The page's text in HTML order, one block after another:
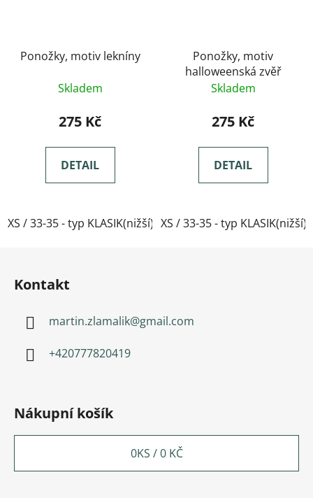
Ponožky, motiv lekníny
Skladem
275 Kč
DETAIL
XS / 33-35 - typ KLASIK(nižší)
Ponožky, motiv
halloweenská zvěř
Skladem
275 Kč
DETAIL
XS / 33-35 - typ KLASIK(nižší)
Kontakt
martin.zlamalik@gmail.com
+420777820419
Nákupní košík
0KS /0 KČ